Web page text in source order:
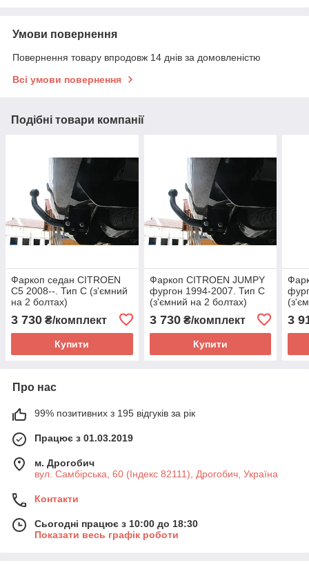
Умови повернення
Повернення товару впродовж 14 днів за домовленістю
Всі умови повернення
Подібні товари компанії
Фаркоп седан CITROEN
C5 2008--. Тип С (з'ємний
на 2 болтах)
3 730 ₴/комплект
Купити
Фаркоп CITROEN JUMPY
фургон 1994-2007. Тип С
(з'ємний на 2 болтах)
3 730₴/комплект
Купити
3
Про нас
99% позитивних з 195 відгуків за рік
Працює з 01.03.2019
м. Дрогобич
вул. Самбірська, 60 (Індекс 82111), Дрогобич, Україна
Контакти
Сьогодні працює з 10:00 до 18:30
Показати весь графік роботи